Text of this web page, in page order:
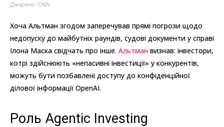
Джерело: CNN
Хоча Альтман згодом заперечував прямі погрози щодо
недопуску до майбутніх раундів, судові документи у справі
Ілона Маска свідчать про інше. Альтман визнав: інвестори,
котрі здійснюють «непасивні інвестиції» у конкурентів,
можуть бути позбавлені доступу до конфіденційної
ділової інформації OpenAI.
Роль Agentic Investing